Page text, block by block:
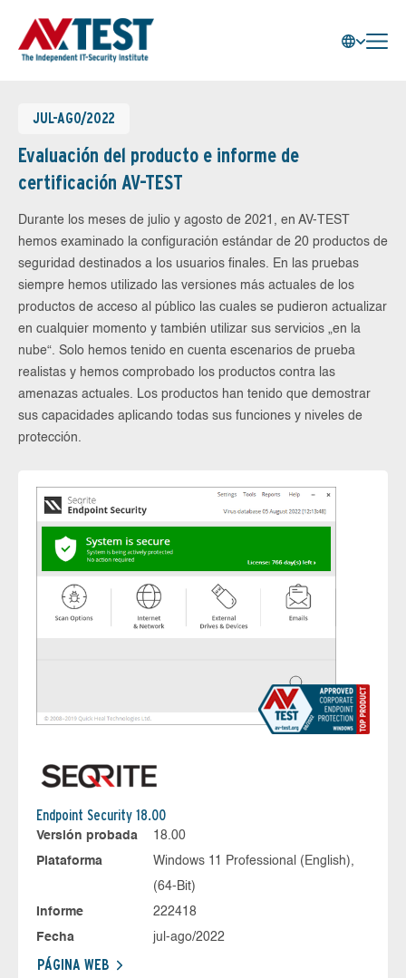
JUL-AGO/2022
Evaluación del producto e informe de
certificación AV-TEST
Durante los meses de julio y agosto de 2021, en AV-TEST
hemos examinado la configuración estándar de 20 productos de
seguridad destinados a los usuarios finales. En las pruebas
siempre hemos utilizado las versiones más actuales de los
productos de acceso al público las cuales se pudieron actualizar
en cualquier momento y también utilizar sus servicios „en la
nube“. Solo hemos tenido en cuenta escenarios de prueba
realistas y hemos comprobado los productos contra las
amenazas actuales. Los productos han tenido que demostrar
sus capacidades aplicando todas sus funciones y niveles de
protección.
Endpoint Security 18.00
Versión probada
18.00
Plataforma
Windows 11 Professional (English),
(64-Bit)
Informe
222418
Fecha
jul-ago/2022
PÁGINA WEB